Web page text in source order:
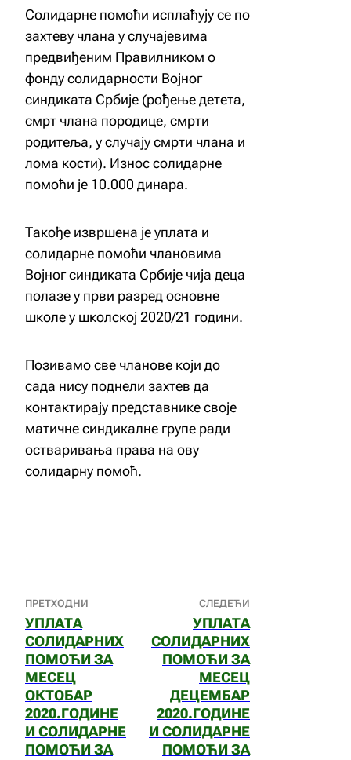
Солидарне помоћи исплаћују се по
захтеву члана у случајевима
предвиђеним Правилником о
фонду солидарности Војног
синдиката Србије (рођење детета,
смрт члана породице, смрти
родитеља, у случају смрти члана и
лома кости). Износ солидарне
помоћи је 10.000 динара.
Такође извршена је уплата и
солидарне помоћи члановима
Војног синдиката Србије чија деца
полазе у први разред основне
школе у школској 2020/21 години.
Позивамо све чланове који до
сада нису поднели захтев да
контактирају представнике своје
матичне синдикалне групе ради
остваривања права на ову
солидарну помоћ.
ПРЕТХОДНИ
УПЛАТА
СОЛИДАРНИХ
ПОМОЋИ ЗА
МЕСЕЦ
ОКТОБАР
2020.ГОДИНЕ
И СОЛИДАРНЕ
ПОМОЋИ ЗА
СЛЕДЕЋИ
УПЛАТА
СОЛИДАРНИХ
ПОМОЋИ ЗА
МЕСЕЦ
ДЕЦЕМБАР
2020.ГОДИНЕ
И СОЛИДАРНЕ
ПОМОЋИ ЗА